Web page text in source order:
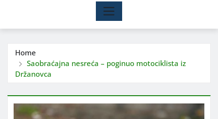
Home
Saobraćajna nesreća – poginuo motociklista iz
Držanovca